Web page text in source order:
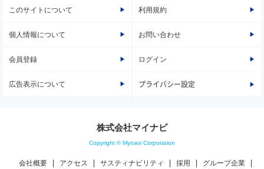
このサイトについて 利用規約
個人情報について お問い合わせ
会員登録 ログイン
広告表示について プライバシー設定
株式会社マイナビ
Copyright © Mynavi Corporation
会社概要 アクセス サスティナビリティ 採用 グループ企業